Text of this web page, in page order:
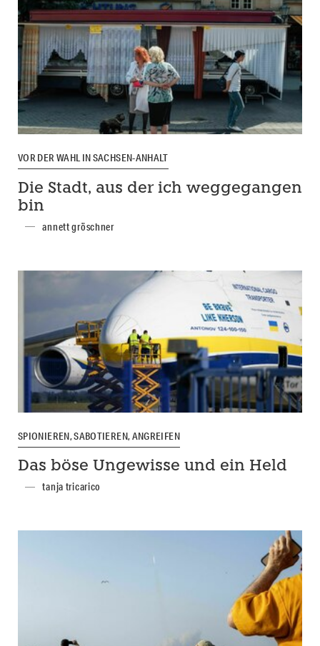
VOR DER WAHL IN SACHSEN-ANHALT
Die Stadt, aus der ich weggegangen
bin
annett gröschner
SPIONIEREN, SABOTIEREN, ANGREIFEN
Das böse Ungewisse und ein Held
tanja tricarico